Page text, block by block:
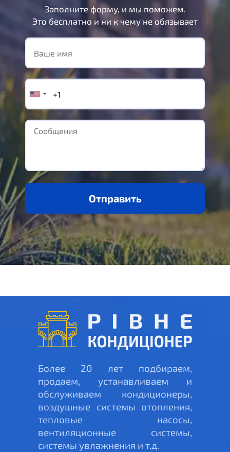
Заполните форму, и мы поможем.
Это бесплатно и ни к чему не обязывает
Отправить
Более 20 лет подбираем,
продаем, устанавливаем и
обслуживаем кондиционеры,
воздушные системы отопления,
тепловые насосы,
вентиляционные системы,
системы увлажнения и т.д.